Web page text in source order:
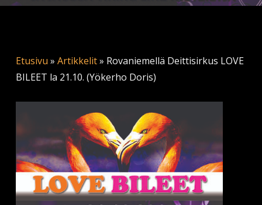
Etusivu » Artikkelit» Rovaniemellä Deittisirkus LOVE
BILEET la 21.10. (Yökerho Doris)